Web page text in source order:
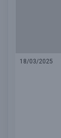
18/03/2025